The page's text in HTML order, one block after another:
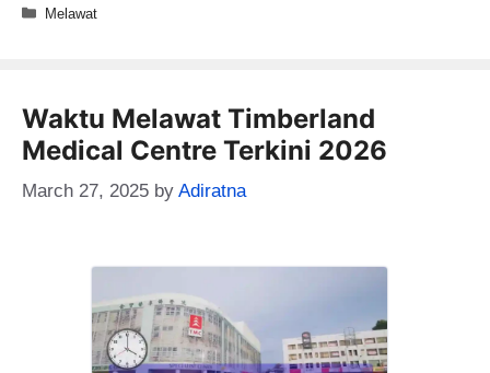
Categories
Melawat
Waktu Melawat Timberland
Medical Centre Terkini 2026
March 27, 2025 by Adiratna